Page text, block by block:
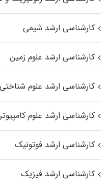
کارشناسی ارشد شیمی
کارشناسی ارشد علوم زمین
کارشناسی ارشد علوم شناختی
کارشناسی ارشد علوم کامپیوتر
کارشناسی ارشد فوتونیک
کارشناسی ارشد فیزیک